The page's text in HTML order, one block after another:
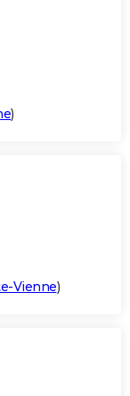
)
Vienne)